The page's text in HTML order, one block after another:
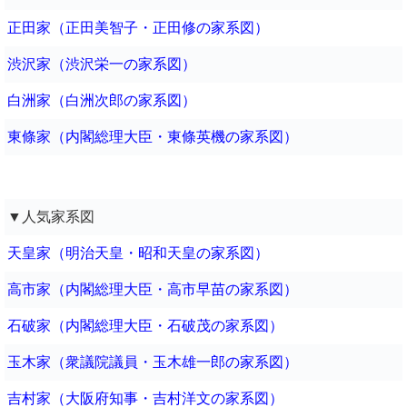
正田家（正田美智子・正田修の家系図）
渋沢家（渋沢栄一の家系図）
白洲家（白洲次郎の家系図）
東條家（内閣総理大臣・東條英機の家系図）
▼人気家系図
天皇家（明治天皇・昭和天皇の家系図）
高市家（内閣総理大臣・高市早苗の家系図）
石破家（内閣総理大臣・石破茂の家系図）
玉木家（衆議院議員・玉木雄一郎の家系図）
吉村家（大阪府知事・吉村洋文の家系図）